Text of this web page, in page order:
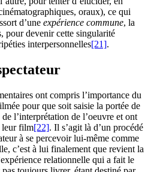
oraux), ce qui
d’une expérience commune, la
pour devenir cette singularité
interpersonnelles[21].
ont compris l’importance du
pour que soit saisie la portée de
l’interprétation de l’oeuvre et ont
leur film[22]. Il s’agit là d’un procédé
à se percevoir lui-même comme
c’est à lui finalement que revient la
relationnelle qui a fait le